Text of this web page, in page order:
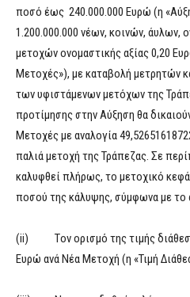
ποσό έως 240.000.000 Ευρώ (η
1.200.000.000 νέων, κοινών, άυλων,
μετοχών ονομαστικής αξίας 0,20
Μετοχές»), με καταβολή μετρητών
των υφιστάμενων μετόχων της
προτίμησης στην Αύξηση θα
Μετοχές με αναλογία
παλιά μετοχή της Τράπεζας. Σε
καλυφθεί πλήρως, το μετοχικό
ποσού της κάλυψης, σύμφωνα με το
(ii) Tον ορισμό της τιμής
Ευρώ ανά Νέα Μετοχή (η «Τιμή